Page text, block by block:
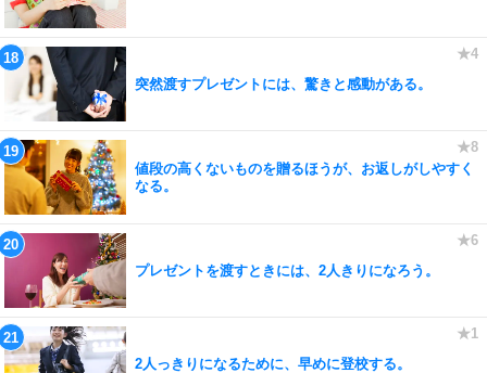
突然渡すプレゼントには、驚きと感動がある。
値段の高くないものを贈るほうが、お返しがしやすく
なる。
プレゼントを渡すときには、2人きりになろう。
2人っきりになるために、早めに登校する。